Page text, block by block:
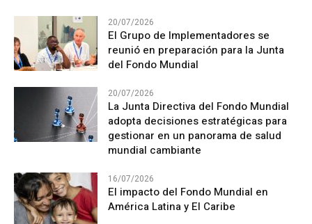
20/07/2026
El Grupo de Implementadores se
reunió en preparación para la Junta
del Fondo Mundial
20/07/2026
La Junta Directiva del Fondo Mundial
adopta decisiones estratégicas para
gestionar en un panorama de salud
mundial cambiante
16/07/2026
El impacto del Fondo Mundial en
América Latina y El Caribe